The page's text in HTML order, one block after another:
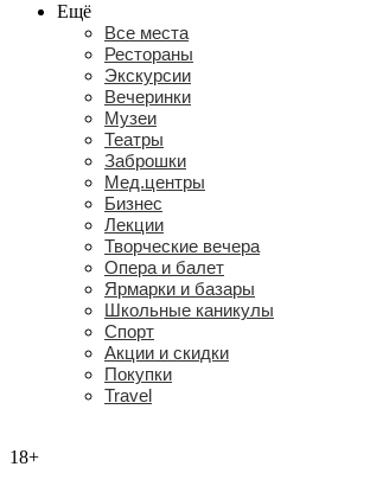
Ещё
Все места
Рестораны
Экскурсии
Вечеринки
Музеи
Театры
Заброшки
Мед.центры
Бизнес
Лекции
Творческие вечера
Опера и балет
Ярмарки и базары
Школьные каникулы
Спорт
Акции и скидки
Покупки
Travel
18+